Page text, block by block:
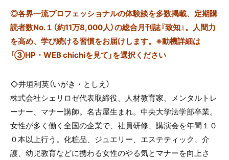
◎各界一流プロフェッショナルの体験談を多数掲載、定期購
読者数No.１（約11万8,000人）の総合月刊誌『致知』。人間力
を高め、学び続ける習慣をお届けします。※動機詳細は
「③HP・WEB chichiを見て」を選択ください
◇井垣利英（いがき・としえ）
株式会社シェリロゼ代表取締役、人材教育家、メンタルトレ
ーナー、マナー講師。名古屋生まれ。中央大学法学部卒業。
女性が多く働く全国の企業で、社員研修、講演会を年間１０
０本以上行う。化粧品、ジュエリー、エステティック、介
護、幼児教育などに携わる女性のやる気とマナーを向上さ